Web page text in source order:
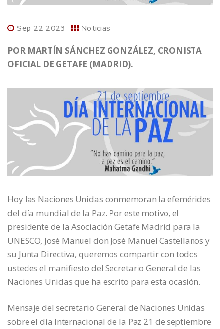
Sep 22 2023 Noticias
POR MARTÍN SÁNCHEZ GONZÁLEZ, CRONISTA
OFICIAL DE GETAFE (MADRID).
Hoy las Naciones Unidas conmemoran la efemérides
del día mundial de la Paz. Por este motivo, el
presidente de la Asociación Getafe Madrid para la
UNESCO, José Manuel don José Manuel Castellanos y
su Junta Directiva, queremos compartir con todos
ustedes el manifiesto del Secretario General de las
Naciones Unidas que ha escrito para esta ocasión.
Mensaje del secretario General de Naciones Unidas
sobre el día Internacional de la Paz 21 de septiembre